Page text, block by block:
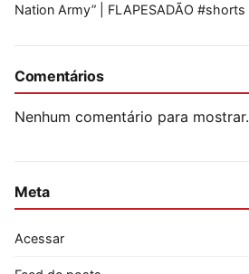
Nation Army” | FLAPESADÃO #shorts
Comentários
Nenhum comentário para mostrar.
Meta
Acessar